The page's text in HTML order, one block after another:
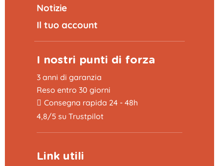
Notizie
Il tuo account
I nostri punti di forza
3 anni di garanzia
Reso entro 30 giorni
Consegna rapida 24 - 48h
4,8/5 su Trustpilot
Link utili